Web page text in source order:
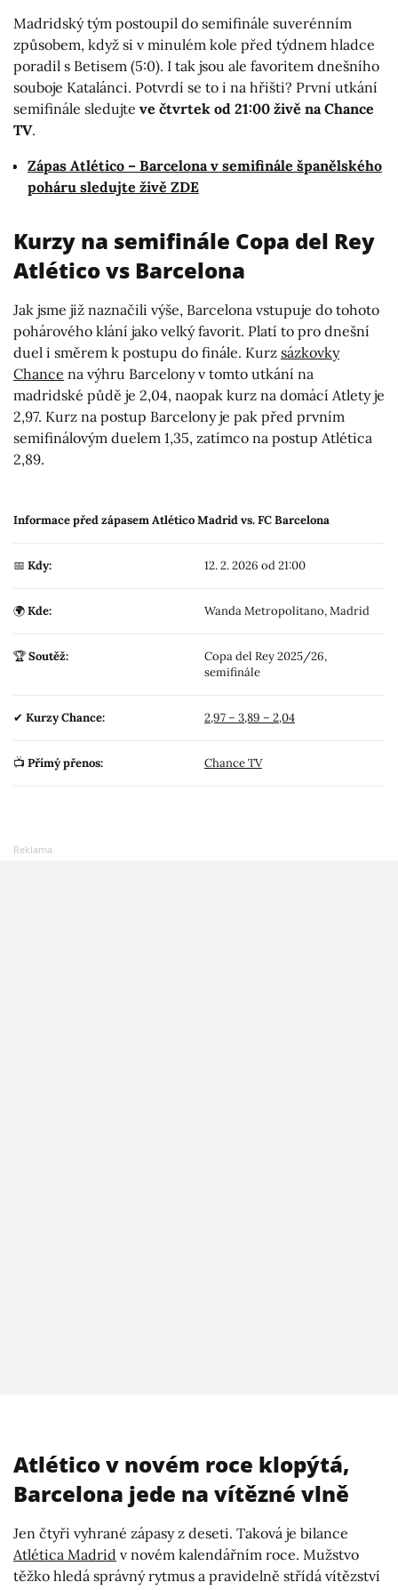
Madridský tým postoupil do semifinále suverénním
způsobem, když si v minulém kole před týdnem hladce
poradil s Betisem (5:0). I tak jsou ale favoritem dnešního
souboje Katalánci. Potvrdí se to i na hřišti? První utkání
semifinále sledujte ve čtvrtek od 21:00 živě na Chance
TV.
Zápas Atlético – Barcelona v semifinále španělského
poháru sledujte živě ZDE
Kurzy na semifinále Copa del Rey
Atlético vs Barcelona
Jak jsme již naznačili výše, Barcelona vstupuje do tohoto
pohárového klání jako velký favorit. Platí to pro dnešní
duel i směrem k postupu do finále. Kurz sázkovky
Chance na výhru Barcelony v tomto utkání na
madridské půdě je 2,04, naopak kurz na domácí Atlety je
2,97. Kurz na postup Barcelony je pak před prvním
semifinálovým duelem 1,35, zatímco na postup Atlética
2,89.
Informace před zápasem Atlético Madrid vs. FC Barcelona
📅 Kdy: 12. 2. 2026 od 21:00
🌍Kde: Wanda Metropolitano, Madrid
🏆Soutěž:
Copa del Rey 2025/26,
semifinále
✔ Kurzy Chance: 2,97 – 3,89 – 2,04
📺 Přímý přenos: Chance TV
Atlético v novém roce klopýtá,
Barcelona jede na vítězné vlně
Jen čtyři vyhrané zápasy z deseti. Taková je bilance
Atlética Madrid v novém kalendářním roce. Mužstvo
těžko hledá správný rytmus a pravidelně střídá vítězství